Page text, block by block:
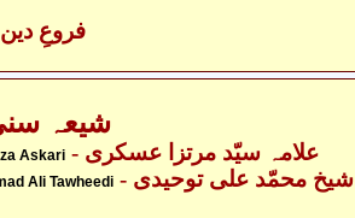
- فروعِ دین
شیعہ
Askari - علامہ سیّد مرتزا عسکری
Ali Tawheedi